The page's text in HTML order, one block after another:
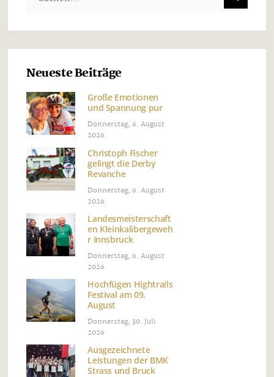
Neueste Beiträge
Große Emotionen
und Spannung pur
Donnerstag, 6. August
2026
Christoph Fischer
gelingt die Derby
Revanche
Donnerstag, 6. August
2026
Landesmeisterschaft
en Kleinkalibergeweh
r Innsbruck
Donnerstag, 6. August
2026
Hochfügen Hightrails
Festival am 09.
August
Donnerstag, 30. Juli
2026
Ausgezeichnete
Leistungen der BMK
Strass und Bruck